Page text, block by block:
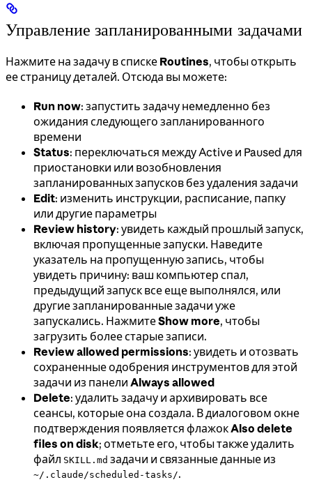
Управление запланированными задачами
Нажмите на задачу в списке Routines, чтобы открыть
ее страницу деталей. Отсюда вы можете:
Run now: запустить задачу немедленно без
ожидания следующего запланированного
времени
Status: переключаться между Active и Paused для
приостановки или возобновления
запланированных запусков без удаления задачи
Edit: изменить инструкции, расписание, папку
или другие параметры
Review history: увидеть каждый прошлый запуск,
включая пропущенные запуски. Наведите
указатель на пропущенную запись, чтобы
увидеть причину: ваш компьютер спал,
предыдущий запуск все еще выполнялся, или
другие запланированные задачи уже
запускались. НажмитеShow more, чтобы
загрузить более старые записи.
Review allowed permissions: увидеть и отозвать
сохраненные одобрения инструментов для этой
задачи из панели Always allowed
Delete: удалить задачу и архивировать все
сеансы, которые она создала. В диалоговом окне
подтверждения появляется флажокAlso delete
files on disk; отметьте его, чтобы также удалить
файл SKILL.md задачи и связанные данные из
~/.claude/scheduled-tasks/.